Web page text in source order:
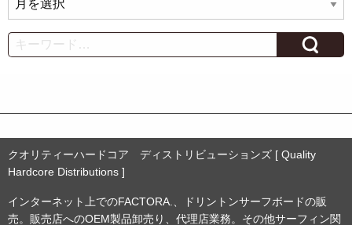
ー
カ
イ
Search
クオリティーハードコア ディストリビューションズ [ Quality
Hardcore Distributions ]
インターネット上でのFACTORA.、ドリントンサーフボードの販
売。販売店へのOEM製品卸売り、代理店業務。その他サーフィン関